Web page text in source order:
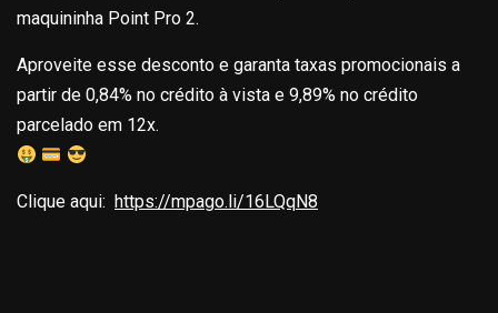
maquininha Point Pro 2.
Aproveite esse desconto e garanta taxas promocionais a
partir de 0,84% no crédito à vista e 9,89% no crédito
parcelado em 12x.
Clique aqui: https://mpago.li/16LQqN8